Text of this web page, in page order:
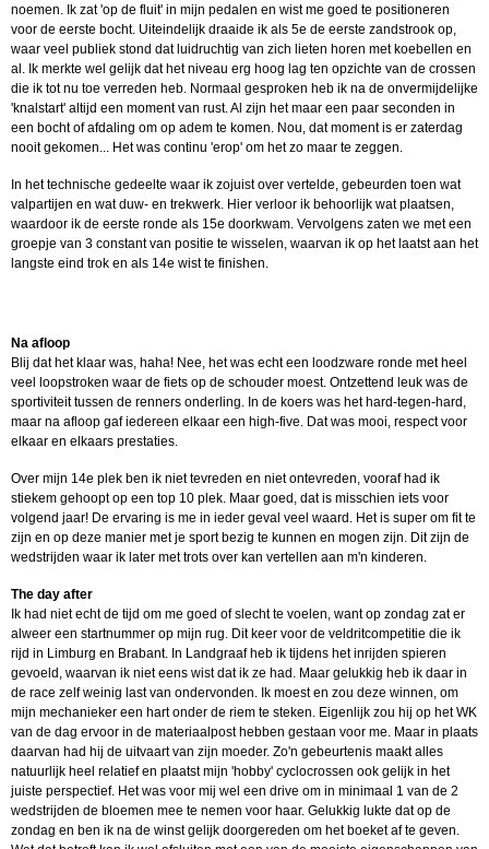
noemen. Ik zat 'op de fluit' in mijn pedalen en wist me goed te positioneren
voor de eerste bocht. Uiteindelijk draaide ik als 5e de eerste zandstrook op,
waar veel publiek stond dat luidruchtig van zich lieten horen met koebellen en
al. Ik merkte wel gelijk dat het niveau erg hoog lag ten opzichte van de crossen
die ik tot nu toe verreden heb. Normaal gesproken heb ik na de onvermijdelijke
'knalstart' altijd een moment van rust. Al zijn het maar een paar seconden in
een bocht of afdaling om op adem te komen. Nou, dat moment is er zaterdag
nooit gekomen... Het was continu 'erop' om het zo maar te zeggen.
In het technische gedeelte waar ik zojuist over vertelde, gebeurden toen wat
valpartijen en wat duw- en trekwerk. Hier verloor ik behoorlijk wat plaatsen,
waardoor ik de eerste ronde als 15e doorkwam. Vervolgens zaten we met een
groepje van 3 constant van positie te wisselen, waarvan ik op het laatst aan het
langste eind trok en als 14e wist te finishen.
Na afloop
Blij dat het klaar was, haha! Nee, het was echt een loodzware ronde met heel
veel loopstroken waar de fiets op de schouder moest. Ontzettend leuk was de
sportiviteit tussen de renners onderling. In de koers was het hard-tegen-hard,
maar na afloop gaf iedereen elkaar een high-five. Dat was mooi, respect voor
elkaar en elkaars prestaties.
Over mijn 14e plek ben ik niet tevreden en niet ontevreden, vooraf had ik
stiekem gehoopt op een top 10 plek. Maar goed, dat is misschien iets voor
volgend jaar! De ervaring is me in ieder geval veel waard. Het is super om fit te
zijn en op deze manier met je sport bezig te kunnen en mogen zijn. Dit zijn de
wedstrijden waar ik later met trots over kan vertellen aan m'n kinderen.
The day after
Ik had niet echt de tijd om me goed of slecht te voelen, want op zondag zat er
alweer een startnummer op mijn rug. Dit keer voor de veldritcompetitie die ik
rijd in Limburg en Brabant. In Landgraaf heb ik tijdens het inrijden spieren
gevoeld, waarvan ik niet eens wist dat ik ze had. Maar gelukkig heb ik daar in
de race zelf weinig last van ondervonden. Ik moest en zou deze winnen, om
mijn mechanieker een hart onder de riem te steken. Eigenlijk zou hij op het WK
van de dag ervoor in de materiaalpost hebben gestaan voor me. Maar in plaats
daarvan had hij de uitvaart van zijn moeder. Zo'n gebeurtenis maakt alles
natuurlijk heel relatief en plaatst mijn 'hobby' cyclocrossen ook gelijk in het
juiste perspectief. Het was voor mij wel een drive om in minimaal 1 van de 2
wedstrijden de bloemen mee te nemen voor haar. Gelukkig lukte dat op de
zondag en ben ik na de winst gelijk doorgereden om het boeket af te geven.